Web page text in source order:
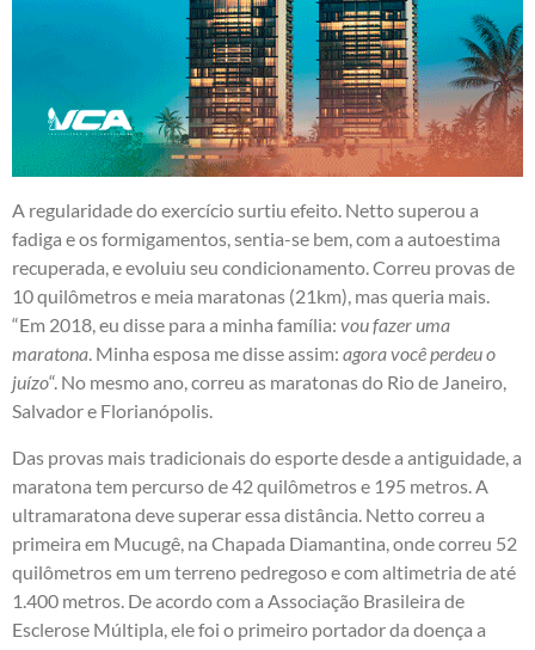
A regularidade do exercício surtiu efeito. Netto superou a
fadiga e os formigamentos, sentia-se bem, com a autoestima
recuperada, e evoluiu seu condicionamento. Correu provas de
10 quilômetros e meia maratonas (21km), mas queria mais.
“Em 2018, eu disse para a minha família: vou fazer uma
maratona. Minha esposa me disse assim: agora você perdeu o
juízo“. No mesmo ano, correu as maratonas do Rio de Janeiro,
Salvador e Florianópolis.
Das provas mais tradicionais do esporte desde a antiguidade, a
maratona tem percurso de 42 quilômetros e 195 metros. A
ultramaratona deve superar essa distância. Netto correu a
primeira em Mucugê, na Chapada Diamantina, onde correu 52
quilômetros em um terreno pedregoso e com altimetria de até
1.400 metros. De acordo com a Associação Brasileira de
Esclerose Múltipla, ele foi o primeiro portador da doença a